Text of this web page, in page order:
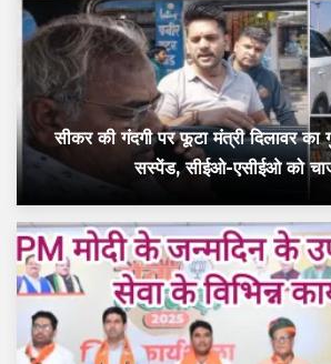
सीकर की गंदगी पर फूटा मंत्री दिलावर का
सस्पेंड, सीईओ-एसीईओ को